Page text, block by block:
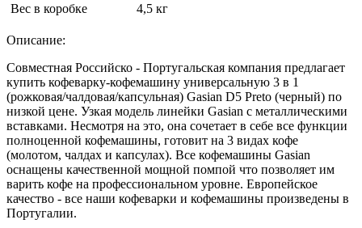
Вес в коробке 4,5 кг
Описание:
Совместная Российско - Португальская компания предлагает
купить кофеварку-кофемашину универсальную 3 в 1
(рожковая/чалдовая/капсульная) Gasian D5 Preto (черный) по
низкой цене. Узкая модель линейки Gasian с металлическими
вставками. Несмотря на это, она сочетает в себе все функции
полноценной кофемашины, готовит на 3 видах кофе
(молотом, чалдах и капсулах). Все кофемашины Gasian
оснащены качественной мощной помпой что позволяет им
варить кофе на профессиональном уровне. Европейское
качество - все наши кофеварки и кофемашины произведены в
Португалии.